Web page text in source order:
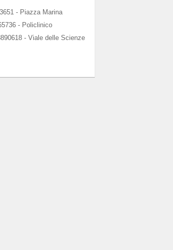
- Piazza Marina
- Policlinico
- Viale delle Scienze